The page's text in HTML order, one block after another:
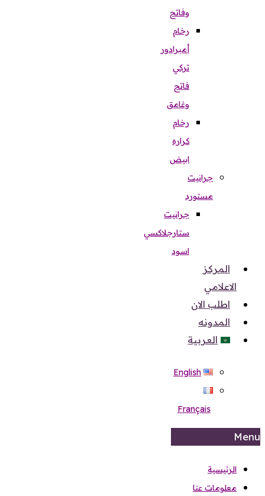
وفاتح
رخام
أمبرادور
تركي
فاتح
وغامق
رخام
كراره
ابيض
جرانيت
مستورد
جرانيت
ستارجلاكسي
اسود
المركز
الاعلامي
اطلب الان
المدونه
العربية
English
Français
Menu
الرئيسية
معلومات عنا